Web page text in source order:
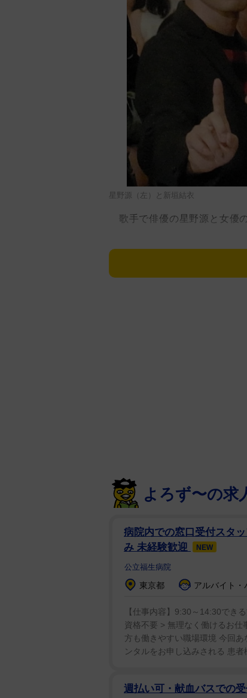
星野源（左）と新垣結衣
歌手で俳優の星野源と女優
２人は２０１６年に放送さ
同作は星野が歌ったエンディ
ング ２０１７」で１位を獲
役に立つ Ｂｌｕ－ｒａｙ Ｂ
となる、累積売上４・２万枚
よろず〜の求
病院内での窓口受付スタ
み 未経験歓迎
NEW
公立福生病院
東京都 アルバイト
【仕事内容】9:30～14:30で
資格不要 > 無理なく働けるお
方も働きやすい職場環境 今回
ンタルをお申し込みされる 患者
週払い可・献血バスでの